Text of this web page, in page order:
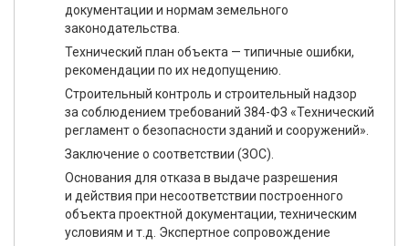
документации и нормам земельного
законодательства.
Технический план объекта — типичные ошибки,
рекомендации по их недопущению.
Строительный контроль и строительный надзор
за соблюдением требований 384-ФЗ «Технический
регламент о безопасности зданий и сооружений».
Заключение о соответствии (ЗОС).
Основания для отказа в выдаче разрешения
и действия при несоответствии построенного
объекта проектной документации, техническим
условиям и т.д. Экспертное сопровождение